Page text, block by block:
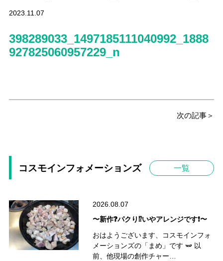
2023.11.07
398289033_1497185111040992_1888
927825060957229_n
次の記事＞
コスモインフォメーションズ 一覧
2026.08.07
〜新作❓パクり⁉️いやアレンジです❗️〜
おはようございます、コスモインフォ
メーションズの「まめ」です 🫛 以
前、他現場の創作チャー…